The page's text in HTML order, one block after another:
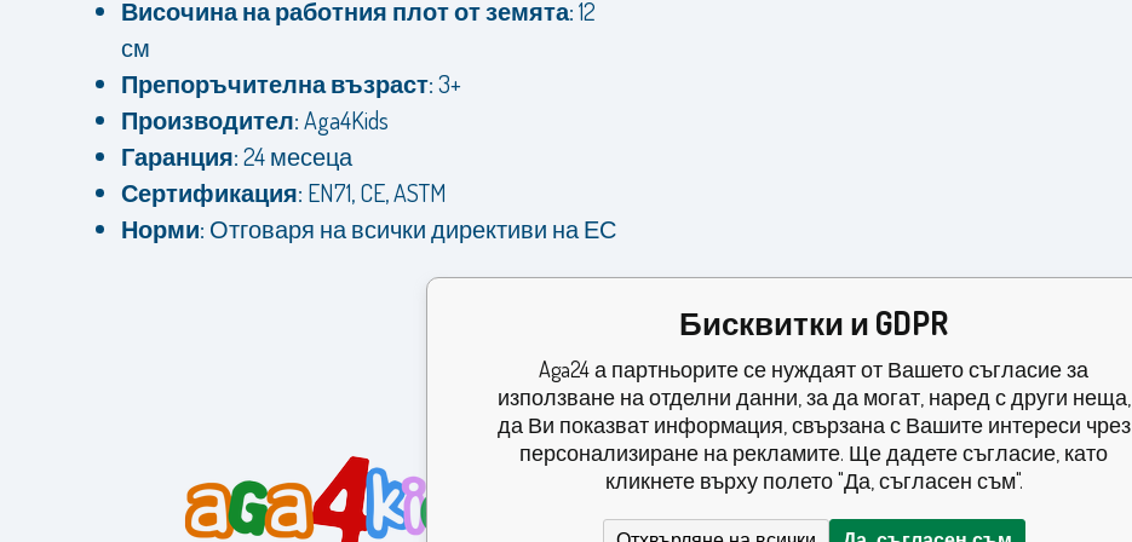
Височина на работния плот от земята:12
см
Препоръчителна възраст:3+
Производител:Aga4Kids
Гаранция:24 месеца
Сертификация: EN71, CE, ASTM
Норми: Отговаря на всички директиви на ЕС
Бисквитки и GDPR
Aga24 а партньорите се нуждаят от Вашето съгласие за
използване на отделни данни, за да могат, наред с други неща,
да Ви показват информация, свързана с Вашите интереси чрез
персонализиране на рекламите. Ще дадете съгласие, като
кликнете върху полето "Да, съгласен съм".